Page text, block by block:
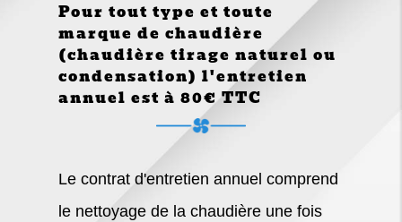
Pour tout type et toute
marque de chaudière
(chaudière tirage naturel ou
condensation) l'entretien
annuel est à 80€ TTC
Le contrat d'entretien annuel comprend
le nettoyage de la chaudière une fois